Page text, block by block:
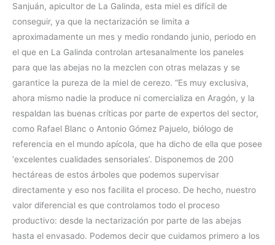
Sanjuán, apicultor de La Galinda, esta miel es difícil de
conseguir, ya que la nectarización se limita a
aproximadamente un mes y medio rondando junio, periodo en
el que en La Galinda controlan artesanalmente los paneles
para que las abejas no la mezclen con otras melazas y se
garantice la pureza de la miel de cerezo. “Es muy exclusiva,
ahora mismo nadie la produce ni comercializa en Aragón, y la
respaldan las buenas críticas por parte de expertos del sector,
como Rafael Blanc o Antonio Gómez Pajuelo, biólogo de
referencia en el mundo apícola, que ha dicho de ella que posee
‘excelentes cualidades sensoriales’. Disponemos de 200
hectáreas de estos árboles que podemos supervisar
directamente y eso nos facilita el proceso. De hecho, nuestro
valor diferencial es que controlamos todo el proceso
productivo: desde la nectarización por parte de las abejas
hasta el envasado. Podemos decir que cuidamos primero a los